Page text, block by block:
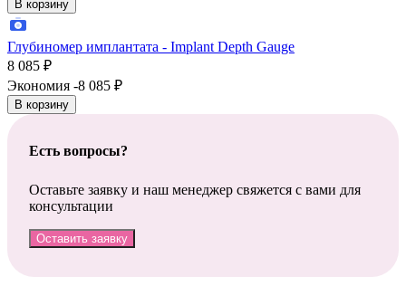
В корзину
Глубиномер имплантата - Implant Depth Gauge
8 085 ₽
Экономия -8 085 ₽
В корзину
Есть вопросы?
Оставьте заявку и наш менеджер свяжется с вами для
консультации
Оставить заявку